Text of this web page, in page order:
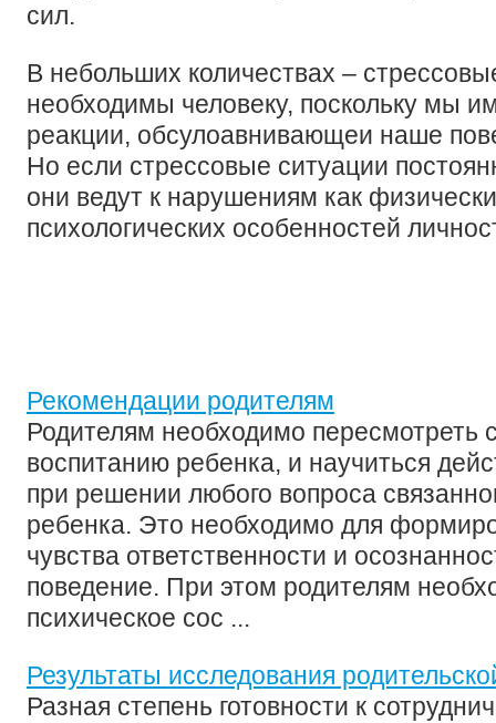
сил.
В небольших количествах –
необходимы человеку, поскольку мы
реакции, обсулоавнивающеи наше
Но если стрессовые ситуации
они ведут к нарушениям как
психологических особенностей
Рекомендации родителям
Родителям необходимо пересмотреть
воспитанию ребенка, и научиться
при решении любого вопроса
ребенка. Это необходимо для
чувства ответственности и
поведение. При этом родителям
психическое сос ...
Результаты исследования
Разная степень готовности к